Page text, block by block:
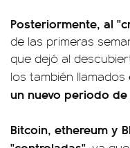
Posteriormente, al
de las primeras
que dejó al
los también llamados
un nuevo periodo
Bitcoin, ethereum y